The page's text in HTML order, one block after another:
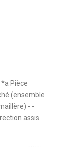
*a Pièce
(ensemble
- -
assis